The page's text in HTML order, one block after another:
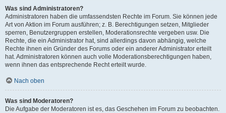
Was sind Administratoren?
Administratoren haben die umfassendsten Rechte im Forum. Sie können jede
Art von Aktion im Forum ausführen; z. B. Berechtigungen setzen, Mitglieder
sperren, Benutzergruppen erstellen, Moderationsrechte vergeben usw. Die
Rechte, die ein Administrator hat, sind allerdings davon abhängig, welche
Rechte ihnen ein Gründer des Forums oder ein anderer Administrator erteilt
hat. Administratoren können auch volle Moderationsberechtigungen haben,
wenn ihnen das entsprechende Recht erteilt wurde.
Nach oben
Was sind Moderatoren?
Die Aufgabe der Moderatoren ist es, das Geschehen im Forum zu beobachten.